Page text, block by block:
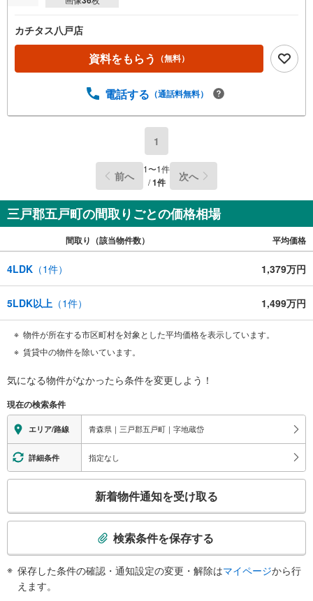
カチタス八戸店
資料をもらう （無料）
電話する （通話料無料）
1
前へ 1〜1件
/1件 次へ
三戸郡五戸町の間取りごとの価格相場
間取り（該当物件数） 平均価格
4LDK （1件） 1,379万円
5LDK以上 （1件） 1,499万円
物件が所在する市区町村を対象とした平均価格を表示しています。
賃貸中の物件を除いています。
気になる物件がなかったら条件を変更しよう！
現在の検索条件
エリア/路線 青森県｜三戸郡五戸町｜字地蔵岱
詳細条件 指定なし
検
新着物件通知を受け取る
検索条件を保存する
保存した条件の確認・通知設定の変更・解除はマイページから行
えます。